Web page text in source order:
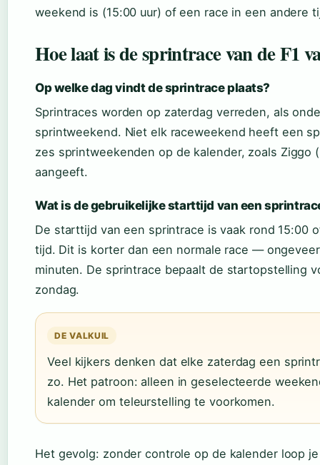
weekend is (15:00 uur) of een race in een andere
Hoe laat is de sprintrace van de F1
Op welke dag vindt de sprintrace plaats?
Sprintraces worden op zaterdag verreden, als
sprintweekend. Niet elk raceweekend heeft een
zes sprintweekenden op de kalender, zoals Ziggo
aangeeft.
Wat is de gebruikelijke starttijd van een
De starttijd van een sprintrace is vaak rond 15:00
tijd. Dit is korter dan een normale race —
minuten. De sprintrace bepaalt de startopstelling
zondag.
DE VALKUIL
Veel kijkers denken dat elke zaterdag een
zo. Het patroon: alleen in geselecteerde
kalender om teleurstelling te voorkomen.
Het gevolg: zonder controle op de kalender loop